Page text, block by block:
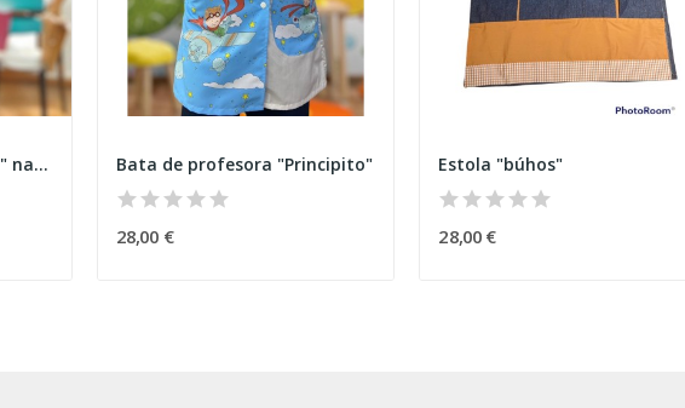
Estola con lazos "Recreo" naranja Bata de profesora "Principito"
28,00 €
Estola "búhos"
28,00 €